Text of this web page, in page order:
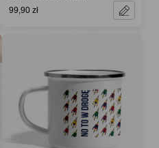
99,90 zł